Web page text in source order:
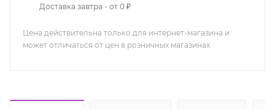
Доставка завтра - от 0 ₽
Цена действительна только для интернет-магазина и
может отличаться от цен в розничных магазинах